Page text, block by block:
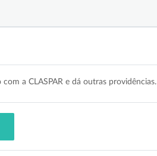
a CLASPAR e dá outras providências.